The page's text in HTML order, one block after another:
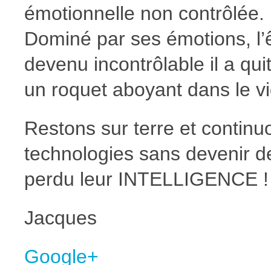
émotionnelle non contrôlée.
Dominé par ses émotions,
devenu incontrôlable il a
un roquet aboyant dans le
Restons sur terre et
technologies sans devenir
perdu leur INTELLIGENCE !
Jacques
Google+